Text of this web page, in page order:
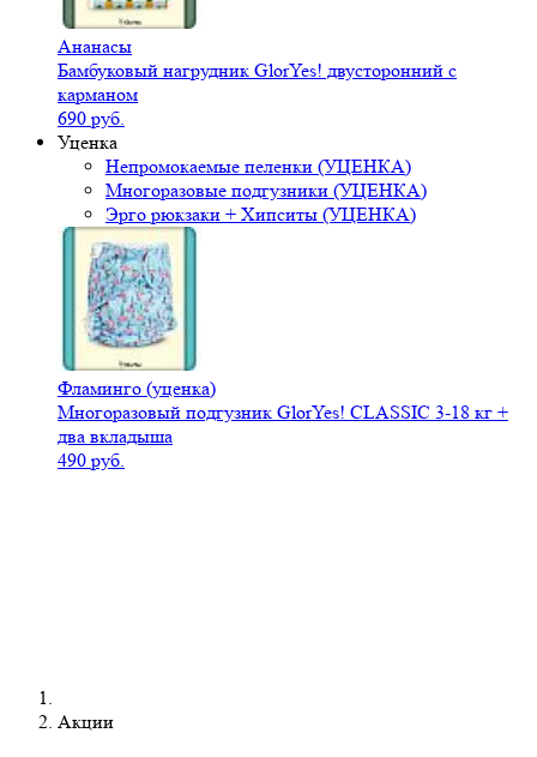
Ананасы
Бамбуковый нагрудник GlorYes! двусторонний с
карманом
690 руб.
Уценка
Непромокаемые пеленки (УЦЕНКА)
Многоразовые подгузники (УЦЕНКА)
Эрго рюкзаки + Хипситы (УЦЕНКА)
Фламинго (уценка)
Многоразовый подгузник GlorYes! CLASSIC 3-18 кг +
два вкладыша
490 руб.
Акции